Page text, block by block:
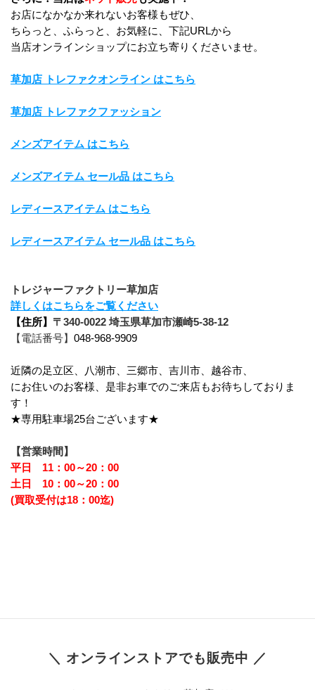
お店になかなか来れないお客様もぜひ、
ちらっと、ふらっと、お気軽に、下記URLから
当店オンラインショップにお立ち寄りくださいませ。
草加店 トレファクオンライン はこちら
草加店 トレファクファッション
メンズアイテム はこちら
メンズアイテム セール品 はこちら
レディースアイテム はこちら
レディースアイテム セール品 はこちら
トレジャーファクトリー草加店
詳しくはこちらをご覧ください
【住所】 〒340-0022 埼玉県草加市瀬崎5-38-12
【電話番号】 048-968-9909
近隣の足立区、八潮市、三郷市、吉川市、越谷市、
にお住いのお客様、是非お車でのご来店もお待ちしておりま
す！
★専用駐車場25台ございます★
【営業時間】
平日　11：00～20：00
土日　10：00～20：00
(買取受付は18：00迄)
＼ オンラインストアでも販売中 ／